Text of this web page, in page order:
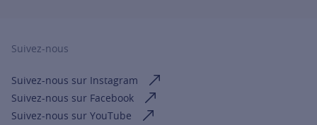
Suivez-nous
Suivez-nous sur Instagram
Suivez-nous sur Facebook
Suivez-nous sur YouTube